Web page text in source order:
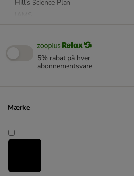
Hill's Science Plan
Royal Canin
Royal Canin Veterinary Diet
Advance Veterinary Diets
5% rabat på hver
abonnementsvare
Mærke